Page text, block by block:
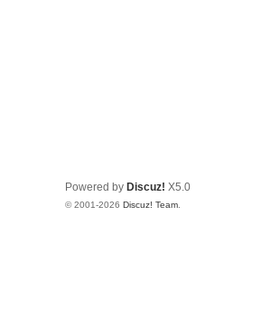
Powered by Discuz! X5.0
© 2001-2026 Discuz! Team